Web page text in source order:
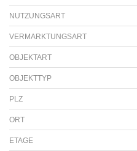
NUTZUNGSART
VERMARKTUNGSART
OBJEKTART
OBJEKTTYP
PLZ
ORT
ETAGE